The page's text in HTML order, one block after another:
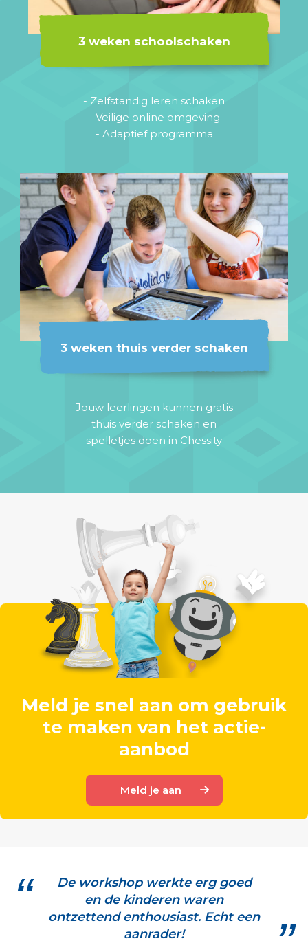
3 weken schoolschaken
- Zelfstandig leren schaken
- Veilige online omgeving
- Adaptief programma
3 weken thuis verder schaken
Jouw leerlingen kunnen gratis
thuis verder schaken en
spelletjes doen in Chessity
Meld je snel aan om gebruik
te maken van het actie-
aanbod
Meld je aan
De workshop werkte erg goed
en de kinderen waren
ontzettend enthousiast. Echt een
aanrader!